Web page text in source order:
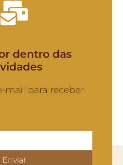
dentro das
mail para receber
Enviar